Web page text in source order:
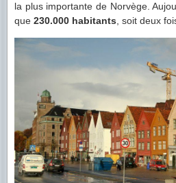
la plus importante de Norvège.
que 230.000 habitants, soit deux